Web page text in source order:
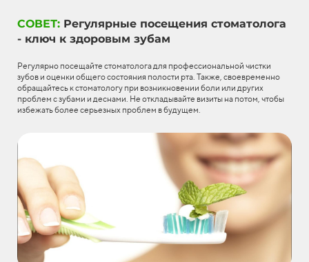
СОВЕТ: Регулярные посещения стоматолога
- ключ к здоровым зубам
Регулярно посещайте стоматолога для профессиональной чистки
зубов и оценки общего состояния полости рта. Также, своевременно
обращайтесь к стоматологу при возникновении боли или других
проблем с зубами и деснами. Не откладывайте визиты на потом, чтобы
избежать более серьезных проблем в будущем.